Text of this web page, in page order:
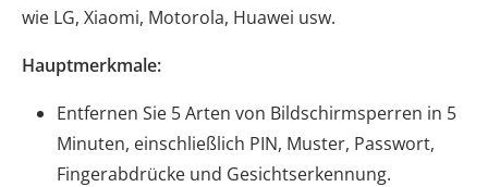
wie LG, Xiaomi, Motorola, Huawei usw.
Hauptmerkmale:
Entfernen Sie 5 Arten von Bildschirmsperren in 5
Minuten, einschließlich PIN, Muster, Passwort,
Fingerabdrücke und Gesichtserkennung.